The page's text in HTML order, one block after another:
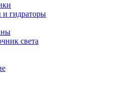
и гидраторы
света